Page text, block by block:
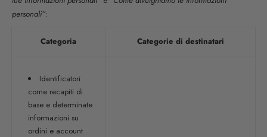
personali”:
Categoria Categorie di destinatari
Identificatori
come recapiti di
base e determinate
informazioni su
ordini e account